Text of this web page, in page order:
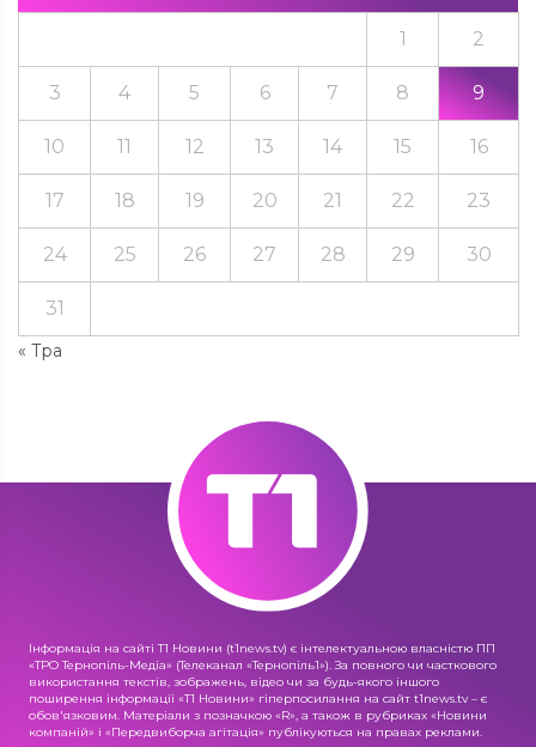
« Тра
1 2
3 4 5 6 7 8 9
10 11 12 13 14 15 16
17 18 19 20 21 22 23
24 25 26 27 28 29 30
31
Інформація на сайті Т1 Новини (t1news.tv) є інтелектуальною власністю ПП
«ТРО Тернопіль-Медіа» (Телеканал «Тернопіль1»). За повного чи часткового
використання текстів, зображень, відео чи за будь-якого іншого
поширення інформації «Т1 Новини» гіперпосилання на сайт t1news.tv – є
обов'язковим. Матеріали з позначкою «R», а також в рубриках «Новини
компаній» і «Передвиборча агітація» публікуються на правах реклами.